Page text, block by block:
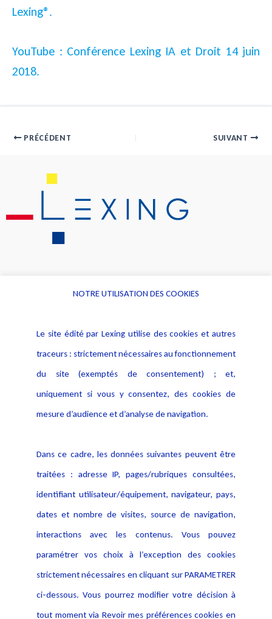
Lexing®.
YouTube : Conférence Lexing IA et Droit 14 juin
2018.
PRÉCÉDENT SUIVANT
Alerte professionnelle
Déclaration d'accessibilité
Notice Légale
Politique de protection des
données
Publications
NOTRE UTILISATION DES COOKIES
Le site édité par Lexing utilise des cookies et autres
traceurs : strictement nécessaires au fonctionnement
du site (exemptés de consentement) ; et,
uniquement si vous y consentez, des cookies de
mesure d’audience et d’analyse de navigation.
Dans ce cadre, les données suivantes peuvent être
traitées : adresse IP, pages/rubriques consultées,
identifiant utilisateur/équipement, navigateur, pays,
dates et nombre de visites, source de navigation,
interactions avec les contenus. Vous pouvez
paramétrer vos choix à l’exception des cookies
strictement nécessaires en cliquant sur PARAMETRER
ci-dessous. Vous pourrez modifier votre décision à
tout moment via Revoir mes préférences cookies en